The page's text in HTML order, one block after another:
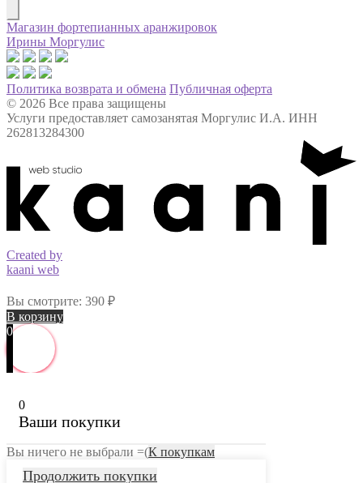
Магазин фортепианных аранжировок
Ирины Моргулис
Политика возврата и обмена Публичная оферта
© 2026 Все права защищены
Услуги предоставляет самозанятая Моргулис И.А. ИНН
262813284300
Created by
kaani web
Вы смотрите: 390 ₽
В корзину
0
0
Ваши покупки
Вы ничего не выбрали =(К покупкам
Продолжить покупки